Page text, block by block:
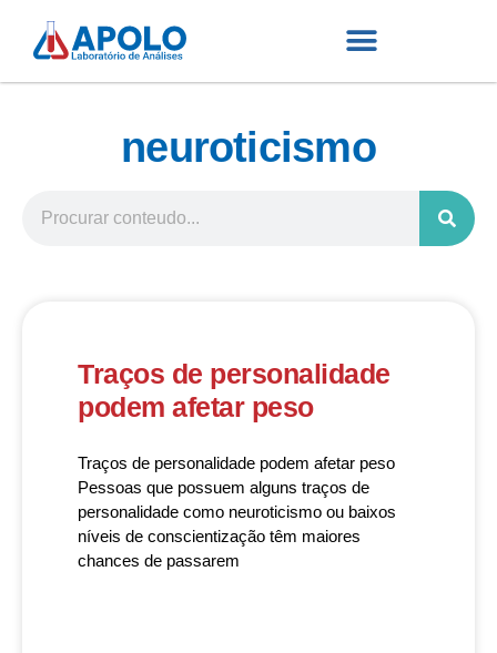
neuroticismo
Traços de personalidade
podem afetar peso
Traços de personalidade podem afetar peso
Pessoas que possuem alguns traços de
personalidade como neuroticismo ou baixos
níveis de conscientização têm maiores
chances de passarem